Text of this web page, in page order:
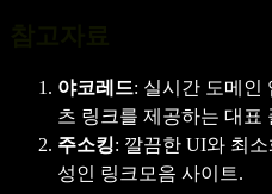
야코레드: 실시간 도메인
츠 링크를 제공하는 대표
주소킹: 깔끔한 UI와 최
성인 링크모음 사이트.